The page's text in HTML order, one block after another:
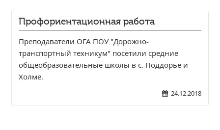
Основные сведения
Структура и органы управления образовательной
организацией
Документы
Образование
Профориентационная работа
Преподаватели ОГА ПОУ "Дорожно-
транспортный техникум" посетили средние
общеобразовательные школы в с. Поддорье и
Холме.
24.12.2018